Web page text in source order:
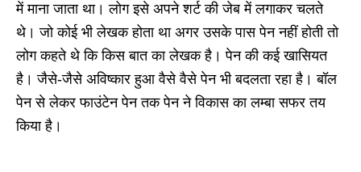
में माना जाता था। लोग इसे अपने शर्ट की जेब में लगाकर चलते
थे। जो कोई भी लेखक होता था अगर उसके पास पेन नहीं होती तो
लोग कहते थे कि किस बात का लेखक है। पेन की कई खासियत
है। जैसे-जैसे अविष्कार हुआ वैसे वैसे पेन भी बदलता रहा है। बॉल
पेन से लेकर फाउंटेन पेन तक पेन ने विकास का लम्बा सफर तय
किया है।